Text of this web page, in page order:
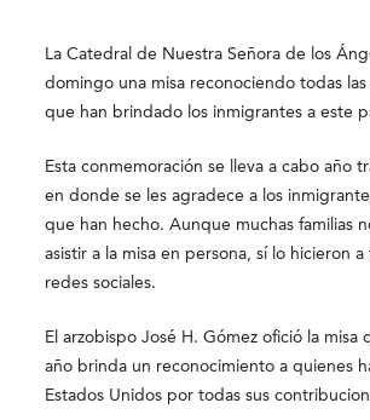
La Catedral de Nuestra Señora de los
domingo una misa reconociendo todas
que han brindado los inmigrantes a este
Esta conmemoración se lleva a cabo año
en donde se les agradece a los
que han hecho. Aunque muchas familias
asistir a la misa en persona, sí lo hicieron a
redes sociales.
El arzobispo José H. Gómez ofició la misa
año brinda un reconocimiento a quienes
Estados Unidos por todas sus